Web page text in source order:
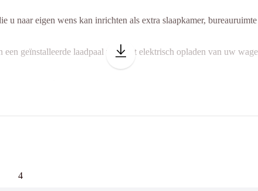
u naar eigen wens kan inrichten als extra slaapkamer,
geïnstalleerde laadpaal voor het elektrisch opladen van uw
4